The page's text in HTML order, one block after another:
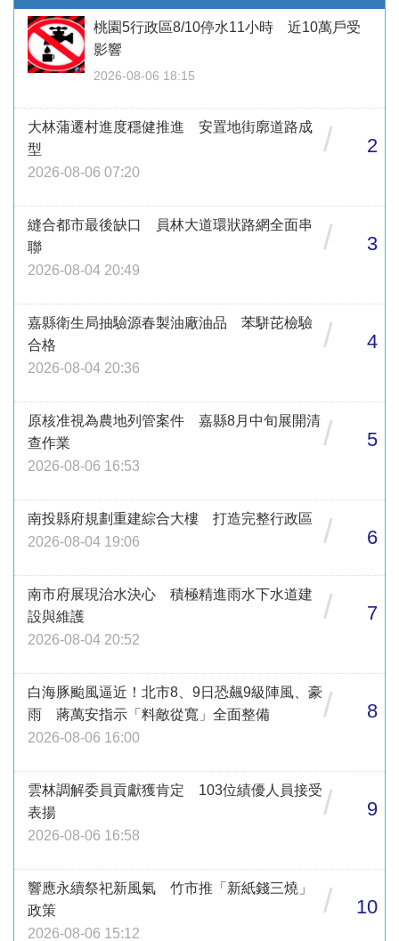
桃園5行政區8/10停水11小時 近10萬戶受
影響
2026-08-06 18:15
大林蒲遷村進度穩健推進 安置地街廓道路成
型
2026-08-06 07:20
/ 2
縫合都市最後缺口 員林大道環狀路網全面串
聯
2026-08-04 20:49
/ 3
嘉縣衛生局抽驗源春製油廠油品 苯駢芘檢驗
合格
2026-08-04 20:36
/ 4
原核准視為農地列管案件 嘉縣8月中旬展開清
查作業
2026-08-06 16:53
/ 5
南投縣府規劃重建綜合大樓 打造完整行政區
2026-08-04 19:06
/ 6
南市府展現治水決心 積極精進雨水下水道建
設與維護
2026-08-04 20:52
/ 7
白海豚颱風逼近！北市8、9日恐飆9級陣風、豪
雨 蔣萬安指示「料敵從寬」全面整備
2026-08-06 16:00
/ 8
雲林調解委員貢獻獲肯定 103位績優人員接受
表揚
2026-08-06 16:58
/ 9
響應永續祭祀新風氣 竹市推「新紙錢三燒」
政策
2026-08-06 15:12
/ 10